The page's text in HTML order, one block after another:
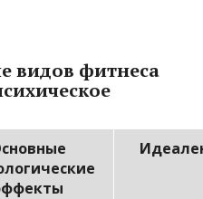
видов фитнеса